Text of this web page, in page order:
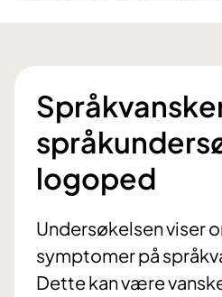
logoped
Undersøkelsen viser
symptomer på
Dette kan være